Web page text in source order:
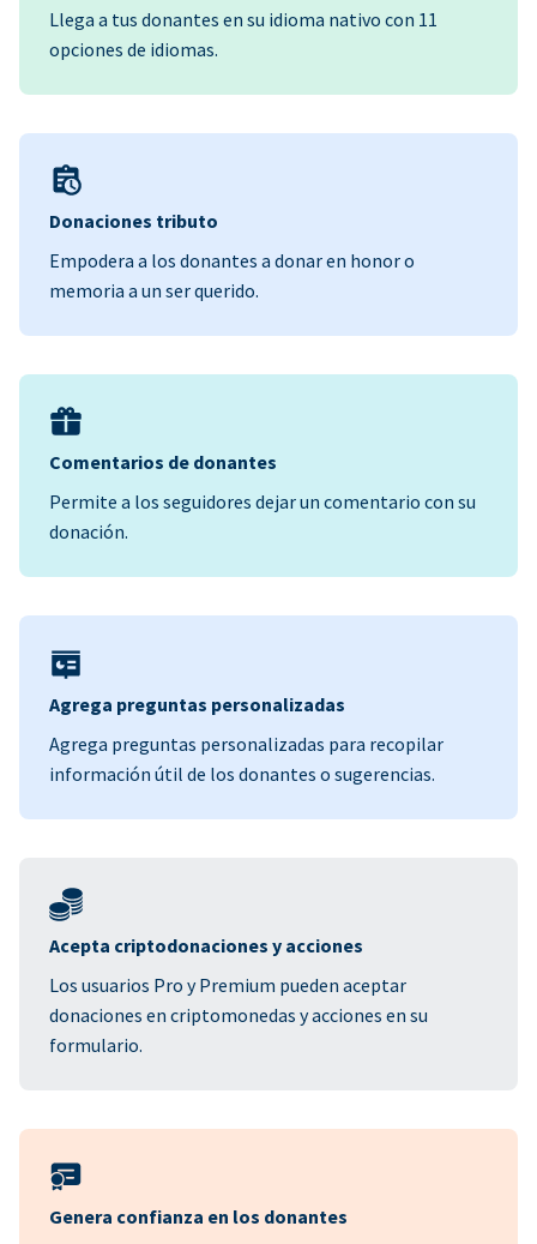
Llega a tus donantes en su idioma nativo con 11
opciones de idiomas.
Donaciones tributo
Empodera a los donantes a donar en honor o
memoria a un ser querido.
Comentarios de donantes
Permite a los seguidores dejar un comentario con su
donación.
Agrega preguntas personalizadas
Agrega preguntas personalizadas para recopilar
información útil de los donantes o sugerencias.
Acepta criptodonaciones y acciones
Los usuarios Pro y Premium pueden aceptar
donaciones en criptomonedas y acciones en su
formulario.
Genera confianza en los donantes